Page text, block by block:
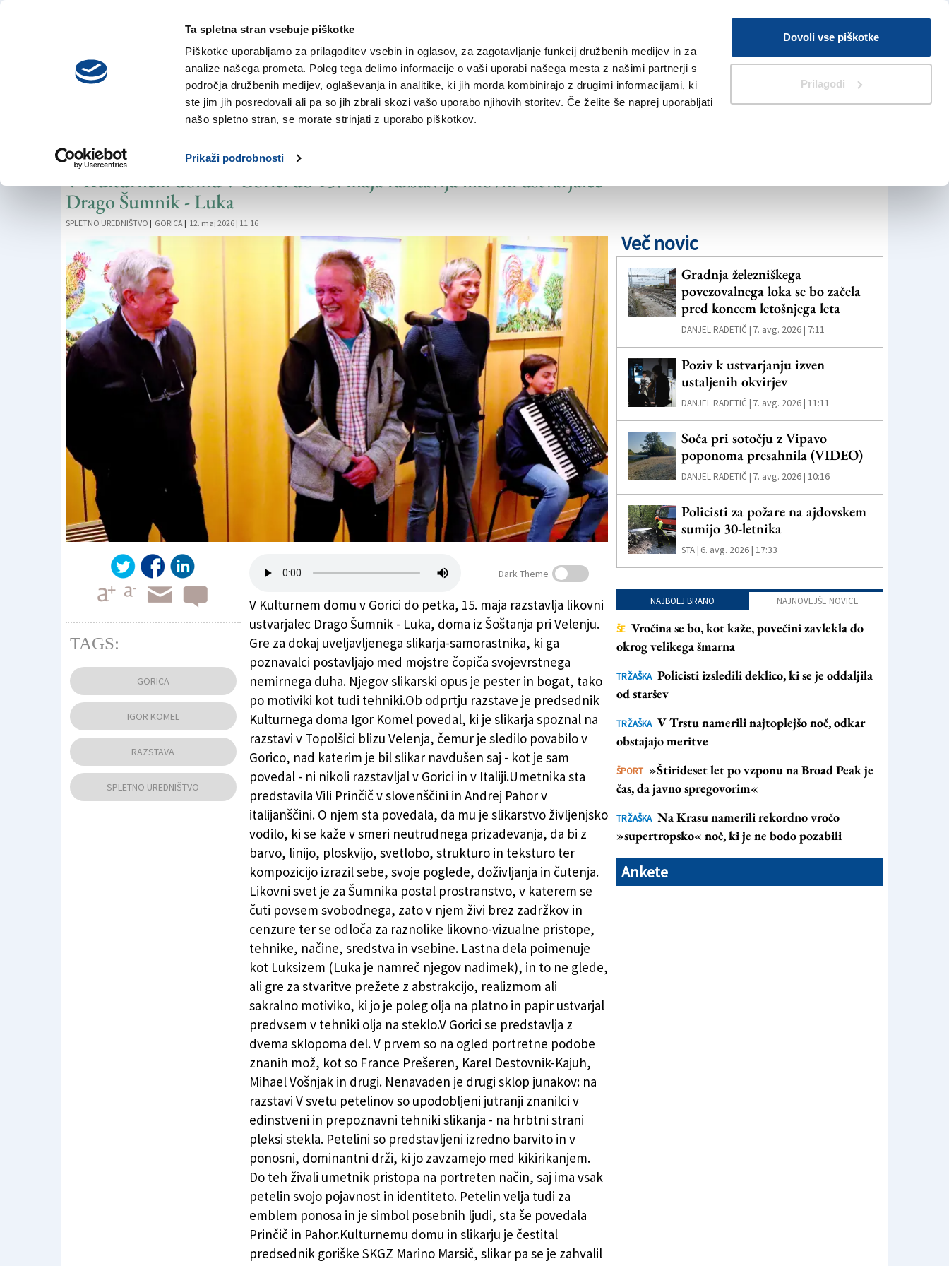
Ta spletna stran vsebuje piškotke
Piškotke uporabljamo za prilagoditev vsebin in oglasov, za zagotavljanje funkcij družbenih medijev in za
analize našega prometa. Poleg tega delimo informacije o vaši uporabi našega mesta z našimi partnerji s
področja družbenih medijev, oglaševanja in analitike, ki jih morda kombinirajo z drugimi informacijami, ki
ste jim jih posredovali ali pa so jih zbrali skozi vašo uporabo njihovih storitev. Če želite še naprej uporabljati
našo spletno stran, se morate strinjati z uporabo piškotkov.
Prikaži podrobnosti
Dovoli vse piškotke
Prilagodi
petek,
7. avgusta 2026
V Kioskih
Iskanje
NOVICE TRŽAŠKA GORIŠKA KULTURA ŠPORT ŠE
Še nekaj dni na ogled Petelinja karizma
V Kulturnem domu v Gorici do 15. maja razstavlja likovni ustvarjalec
Drago Šumnik - Luka
SPLETNO UREDNIŠTVO | GORICA | 12. maj 2026 | 11:16
Z leve Komel, Šumnik, Pahor in Mucci na odprtju razstave (Kulturni dom)
Dark Theme
V Kulturnem domu v Gorici do petka, 15. maja razstavlja likovni
ustvarjalec Drago Šumnik - Luka, doma iz Šoštanja pri Velenju.
Gre za dokaj uveljavljenega slikarja-samorastnika, ki ga
poznavalci postavljajo med mojstre čopiča svojevrstnega
nemirnega duha. Njegov slikarski opus je pester in bogat, tako
po motiviki kot tudi tehniki.Ob odprtju razstave je predsednik
Kulturnega doma Igor Komel povedal, ki je slikarja spoznal na
razstavi v Topolšici blizu Velenja, čemur je sledilo povabilo v
Gorico, nad katerim je bil slikar navdušen saj - kot je sam
povedal - ni nikoli razstavljal v Gorici in v Italiji.Umetnika sta
predstavila Vili Prinčič v slovenščini in Andrej Pahor v
italijanščini. O njem sta povedala, da mu je slikarstvo življenjsko
vodilo, ki se kaže v smeri neutrudnega prizadevanja, da bi z
barvo, linijo, ploskvijo, svetlobo, strukturo in teksturo ter
kompozicijo izrazil sebe, svoje poglede, doživljanja in čutenja.
Likovni svet je za Šumnika postal prostranstvo, v katerem se
čuti povsem svobodnega, zato v njem živi brez zadržkov in
cenzure ter se odloča za raznolike likovno-vizualne pristope,
tehnike, načine, sredstva in vsebine. Lastna dela poimenuje
kot Luksizem (Luka je namreč njegov nadimek), in to ne glede,
ali gre za stvaritve prežete z abstrakcijo, realizmom ali
sakralno motiviko, ki jo je poleg olja na platno in papir ustvarjal
predvsem v tehniki olja na steklo.V Gorici se predstavlja z
dvema sklopoma del. V prvem so na ogled portretne podobe
znanih mož, kot so France Prešeren, Karel Destovnik-Kajuh,
Mihael Vošnjak in drugi. Nenavaden je drugi sklop junakov: na
razstavi V svetu petelinov so upodobljeni jutranji znanilci v
edinstveni in prepoznavni tehniki slikanja - na hrbtni strani
pleksi stekla. Petelini so predstavljeni izredno barvito in v
ponosni, dominantni drži, ki jo zavzamejo med kikirikanjem.
Do teh živali umetnik pristopa na portreten način, saj ima vsak
petelin svojo pojavnost in identiteto. Petelin velja tudi za
emblem ponosa in je simbol posebnih ljudi, sta še povedala
Prinčič in Pahor.Kulturnemu domu in slikarju je čestital
predsednik goriške SKGZ Marino Marsič, slikar pa se je zahvalil
TAGS:
GORICA
IGOR KOMEL
RAZSTAVA
SPLETNO UREDNIŠTVO
Več novic
Gradnja železniškega
povezovalnega loka se bo začela
pred koncem letošnjega leta
DANJEL RADETIČ | 7. avg. 2026 | 7:11
Poziv k ustvarjanju izven
ustaljenih okvirjev
DANJEL RADETIČ | 7. avg. 2026 | 11:11
Soča pri sotočju z Vipavo
poponoma presahnila (VIDEO)
DANJEL RADETIČ | 7. avg. 2026 | 10:16
Policisti za požare na ajdovskem
sumijo 30-letnika
STA | 6. avg. 2026 | 17:33
NAJBOLJ BRANO NAJNOVEJŠE NOVICE
ŠE Vročina se bo, kot kaže, povečini zavlekla do
okrog velikega šmarna
TRŽAŠKA Policisti izsledili deklico, ki se je oddaljila
od staršev
TRŽAŠKA V Trstu namerili najtoplejšo noč, odkar
obstajajo meritve
ŠPORT »Štirideset let po vzponu na Broad Peak je
čas, da javno spregovorim«
TRŽAŠKA Na Krasu namerili rekordno vročo
»supertropsko« noč, ki je ne bodo pozabili
Ankete